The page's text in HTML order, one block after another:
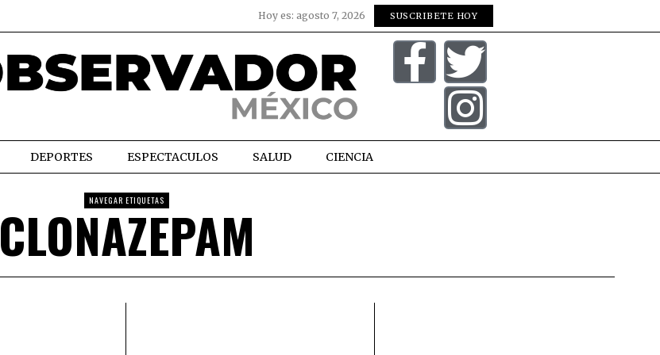
Hoy es: agosto 7, 2026 SUSCRIBETE HOY
DEPORTES ESPECTACULOS SALUD CIENCIA
NAVEGAR ETIQUETAS
CLONAZEPAM